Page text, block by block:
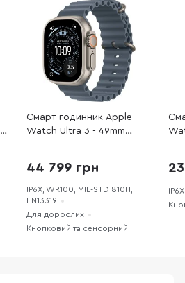
Смарт годинник Apple
Watch Ultra 3 - 49mm
(MEWH4)
44 799 грн
IP6X, WR100, MIL-STD 810H,
EN13319
Для дорослих
Кнопковий та сенсорний
IP6X